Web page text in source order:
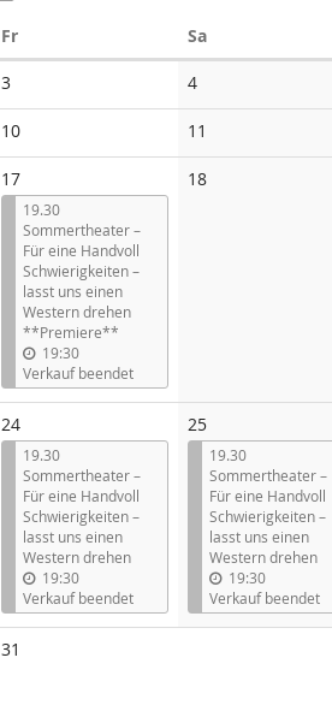
FrFreitag SaSamstag
3Keine
Veranstaltungen
4Keine
Veranstaltungen
10Keine
Veranstaltungen
11
17
19.30
Sommertheater –
Für eine Handvoll
Schwierigkeiten –
lasst uns einen
Western drehen
**Premiere**
19:30
Verkauf beendet
18Keine
24
19.30
Sommertheater –
Für eine Handvoll
Schwierigkeiten –
lasst uns einen
Western drehen
19:30
Verkauf beendet
25
19.30
Sommertheater –
Für eine Handvoll
Schwierigkeiten –
lasst uns einen
Western drehen
19:30
Verkauf beendet
31